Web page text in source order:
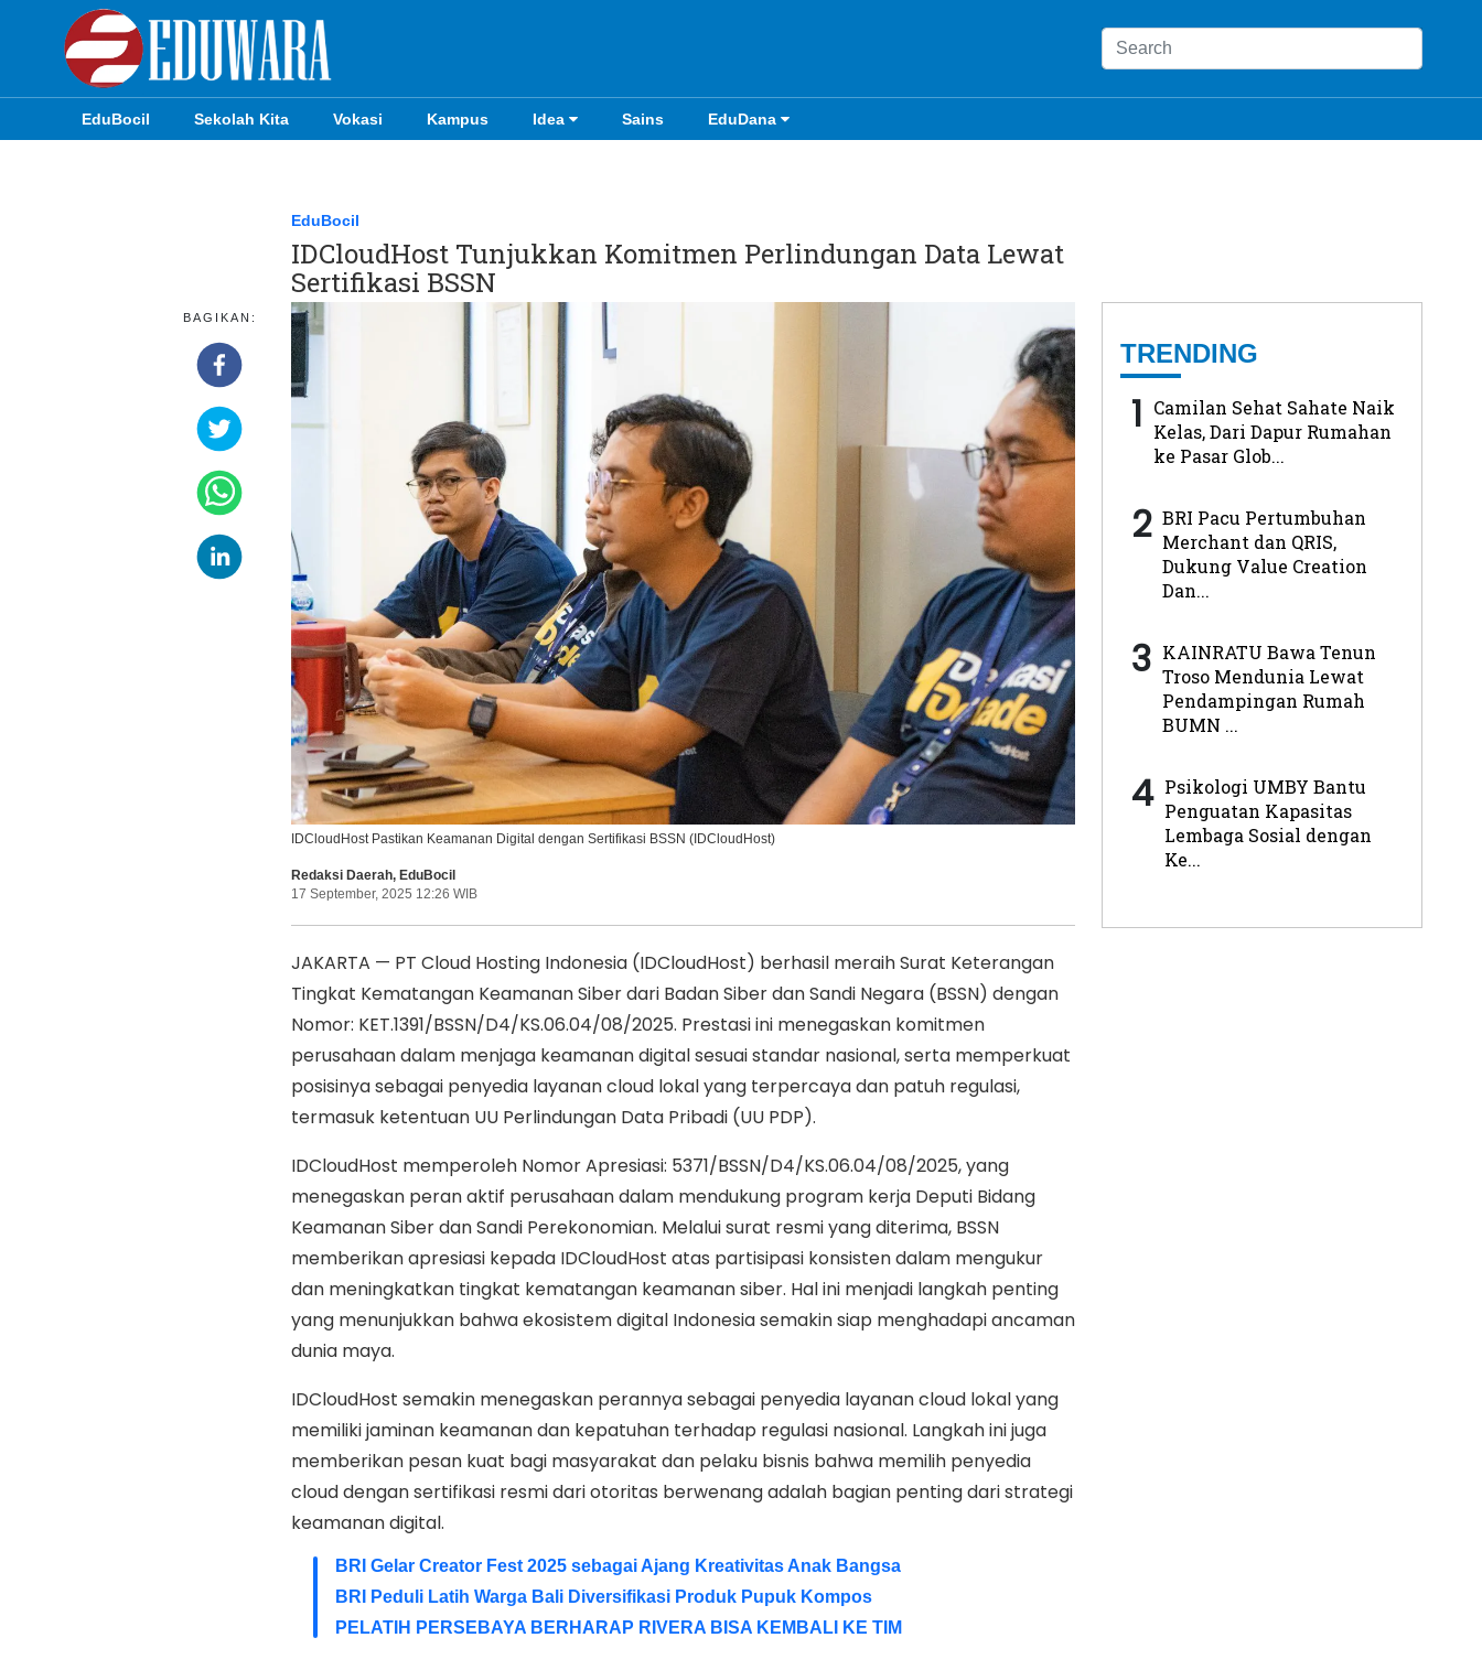
EduBocil Sekolah Kita Vokasi Kampus Idea Sains EduDana
Ikuti Kami di:
EduBocil
IDCloudHost Tunjukkan Komitmen Perlindungan Data Lewat
Sertifikasi BSSN
BAGIKAN:
IDCloudHost Pastikan Keamanan Digital dengan Sertifikasi BSSN (IDCloudHost)
Redaksi Daerah, EduBocil
17 September, 2025 12:26 WIB
JAKARTA — PT Cloud Hosting Indonesia (IDCloudHost) berhasil meraih Surat Keterangan
Tingkat Kematangan Keamanan Siber dari Badan Siber dan Sandi Negara (BSSN) dengan
Nomor: KET.1391/BSSN/D4/KS.06.04/08/2025. Prestasi ini menegaskan komitmen
perusahaan dalam menjaga keamanan digital sesuai standar nasional, serta memperkuat
posisinya sebagai penyedia layanan cloud lokal yang terpercaya dan patuh regulasi,
termasuk ketentuan UU Perlindungan Data Pribadi (UU PDP).
IDCloudHost memperoleh Nomor Apresiasi: 5371/BSSN/D4/KS.06.04/08/2025, yang
menegaskan peran aktif perusahaan dalam mendukung program kerja Deputi Bidang
Keamanan Siber dan Sandi Perekonomian. Melalui surat resmi yang diterima, BSSN
memberikan apresiasi kepada IDCloudHost atas partisipasi konsisten dalam mengukur
dan meningkatkan tingkat kematangan keamanan siber. Hal ini menjadi langkah penting
yang menunjukkan bahwa ekosistem digital Indonesia semakin siap menghadapi ancaman
dunia maya.
IDCloudHost semakin menegaskan perannya sebagai penyedia layanan cloud lokal yang
memiliki jaminan keamanan dan kepatuhan terhadap regulasi nasional. Langkah ini juga
memberikan pesan kuat bagi masyarakat dan pelaku bisnis bahwa memilih penyedia
cloud dengan sertifikasi resmi dari otoritas berwenang adalah bagian penting dari strategi
keamanan digital.
BRI Gelar Creator Fest 2025 sebagai Ajang Kreativitas Anak Bangsa
BRI Peduli Latih Warga Bali Diversifikasi Produk Pupuk Kompos
PELATIH PERSEBAYA BERHARAP RIVERA BISA KEMBALI KE TIM
TRENDING
1 Camilan Sehat Sahate Naik
Kelas, Dari Dapur Rumahan
ke Pasar Glob...
2 BRI Pacu Pertumbuhan
Merchant dan QRIS,
Dukung Value Creation
Dan...
3 KAINRATU Bawa Tenun
Troso Mendunia Lewat
Pendampingan Rumah
BUMN ...
4 Psikologi UMBY Bantu
Penguatan Kapasitas
Lembaga Sosial dengan
Ke...